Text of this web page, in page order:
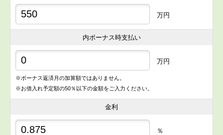
万円
内ボーナス時支払い
万円
※ボーナス返済月の加算額ではありません。
※お借入れ予定額の50％以下の金額をご入力ください。
金利
％